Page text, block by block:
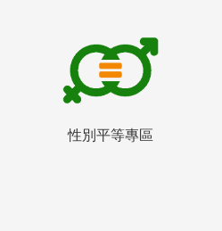
性別平等專區